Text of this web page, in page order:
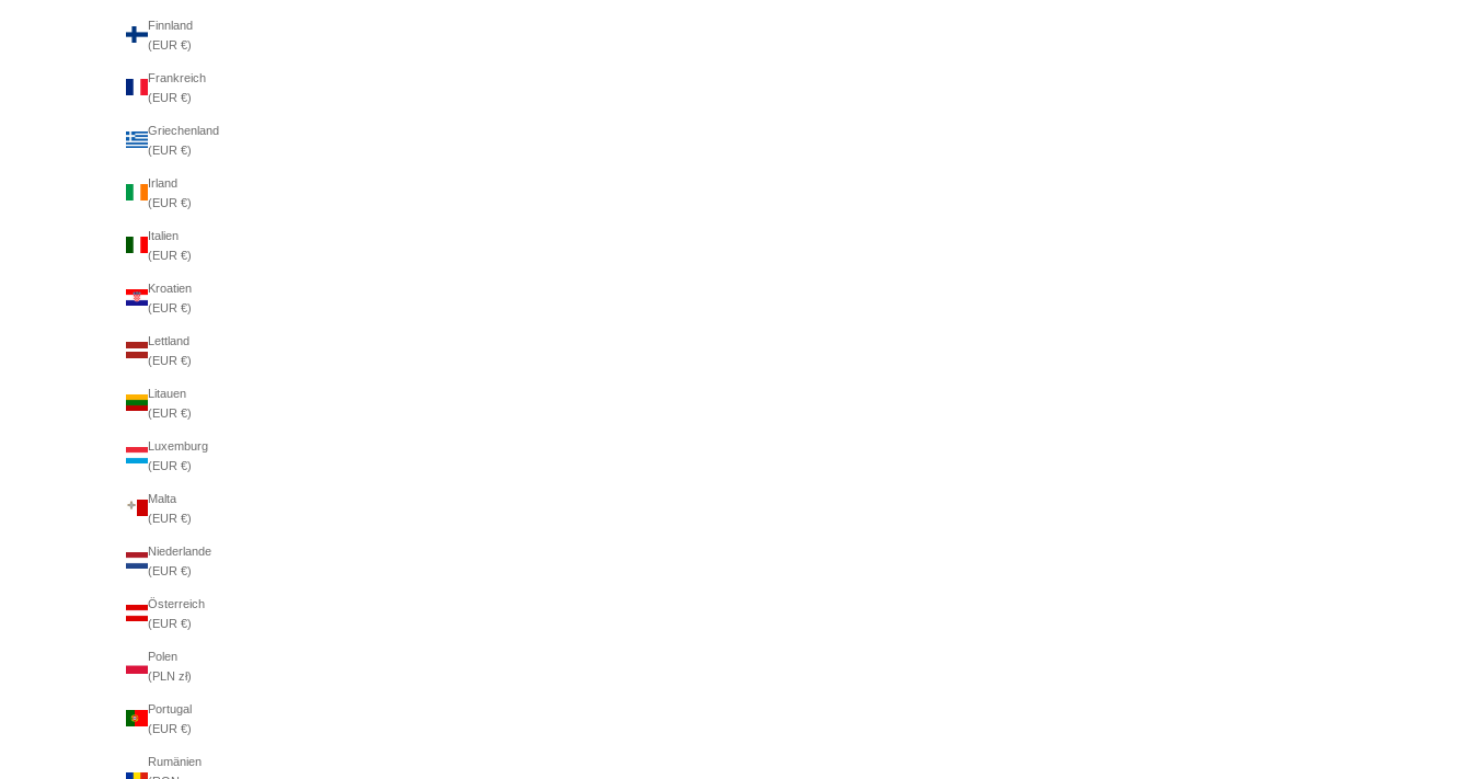
Finnland
(EUR €)
Frankreich
(EUR €)
Griechenland
(EUR €)
Irland
(EUR €)
Italien
(EUR €)
Kroatien
(EUR €)
Lettland
(EUR €)
Litauen
(EUR €)
Luxemburg
(EUR €)
Malta
(EUR €)
Niederlande
(EUR €)
Österreich
(EUR €)
Polen
(PLN zł)
Portugal
(EUR €)
Rumänien